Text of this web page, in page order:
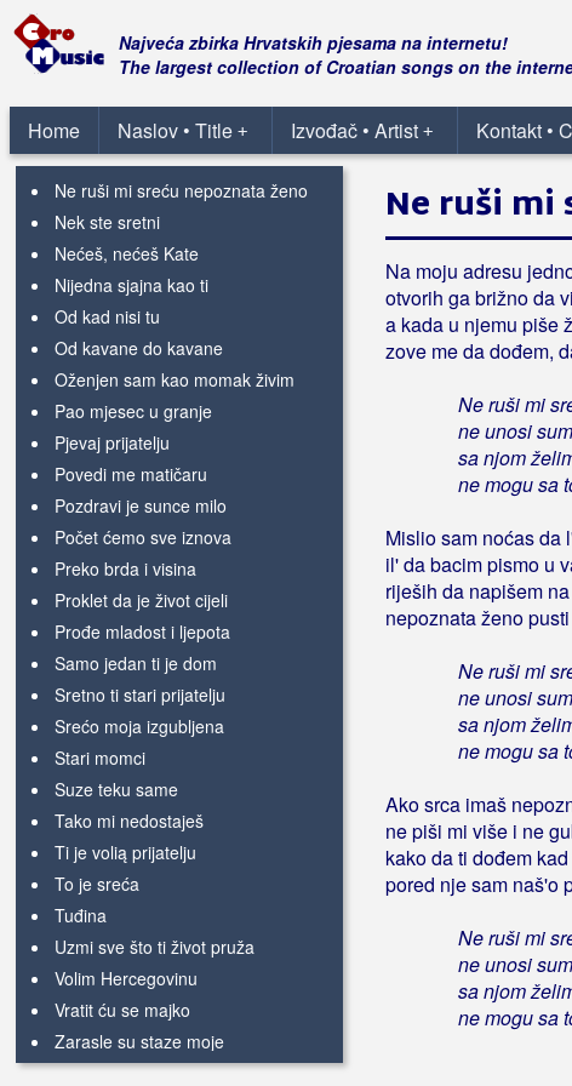
Najveća zbirka Hrvatskih pjesama na internetu!
The largest collection of Croatian songs on the
Home +
Naslov • Title +
Izvođač • Artist Kontakt •
Krivo mi je
Leti golubice bijela
Lutalica
Među svojima
Ne ruši mi sreću nepoznata ženo
Nek ste sretni
Nećeš, nećeš Kate
Nijedna sjajna kao ti
Od kad nisi tu
Od kavane do kavane
Oženjen sam kao momak živim
Pao mjesec u granje
Pjevaj prijatelju
Povedi me matičaru
Pozdravi je sunce milo
Počet ćemo sve iznova
Preko brda i visina
Proklet da je život cijeli
Prođe mladost i ljepota
Samo jedan ti je dom
Sretno ti stari prijatelju
Srećo moja izgubljena
Stari momci
Suze teku same
Tako mi nedostaješ
Ti je volią prijatelju
To je sreća
Tuđina
Uzmi sve što ti život pruža
Volim Hercegovinu
Vratit ću se majko
Zarasle su staze moje
Zovem Zoru
Ne ruši mi
Na moju adresu
otvorih ga brižno da
a kada u njemu piše
zove me da dođem,
Ne ruši mi
ne unosi
sa njom
ne mogu sa
Mislio sam noćas da
il' da bacim pismo u
riješih da napišem
nepoznata ženo
Ne ruši mi
ne unosi
sa njom
ne mogu sa
Ako srca imaš
ne piši mi više i ne
kako da ti dođem
pored nje sam naš'o
Ne ruši mi
ne unosi
sa njom
ne mogu sa